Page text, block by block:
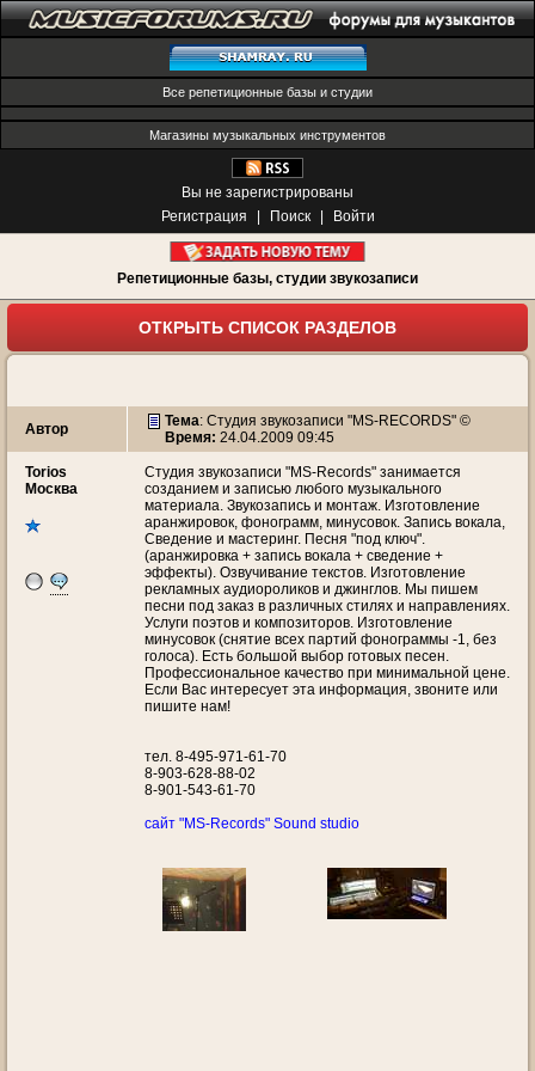
Все репетиционные базы и студии
Магазины музыкальных инструментов
Вы не зарегистрированы
Регистрация
Поиск Войти
Репетиционные базы, студии звукозаписи
ОТКРЫТЬ СПИСОК РАЗДЕЛОВ
Автор Тема: Студия звукозаписи "MS-RECORDS" ©
Время: 24.04.2009 09:45
Torios
Москва
Студия звукозаписи "MS-Records" занимается
созданием и записью любого музыкального
материала. Звукозапись и монтаж. Изготовление
аранжировок, фонограмм, минусовок. Запись вокала,
Сведение и мастеринг. Песня "под ключ".
(аранжировка + запись вокала + сведение +
эффекты). Озвучивание текстов. Изготовление
рекламных аудиороликов и джинглов. Мы пишем
песни под заказ в различных стилях и направлениях.
Услуги поэтов и композиторов. Изготовление
минусовок (снятие всех партий фонограммы -1, без
голоса). Есть большой выбор готовых песен.
Профессиональное качество при минимальной цене.
Если Вас интересует эта информация, звоните или
пишите нам!
тел. 8-495-971-61-70
8-903-628-88-02
8-901-543-61-70
сайт "MS-Records" Sound studio